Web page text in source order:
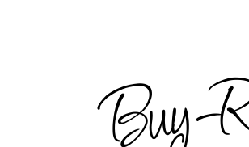
Buy-